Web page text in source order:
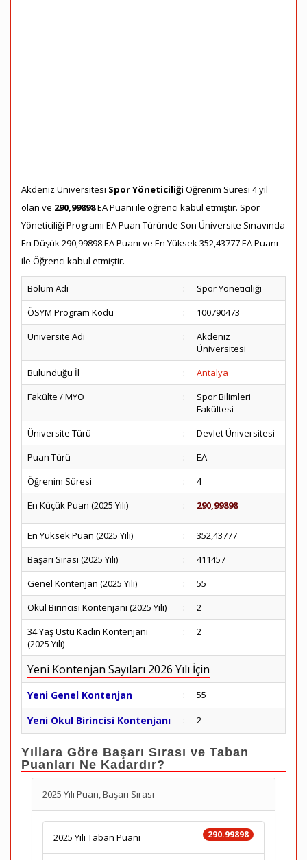
Akdeniz Üniversitesi Spor Yöneticiliği Öğrenim Süresi 4 yıl
olan ve 290,99898EA Puanı ile öğrenci kabul etmiştir. Spor
Yöneticiliği Programı EA Puan Türünde Son Üniversite Sınavında
En Düşük 290,99898 EA Puanı ve En Yüksek 352,43777 EA Puanı
ile Öğrenci kabul etmiştir.
Bölüm Adı :
Spor Yöneticiliği
ÖSYM Program Kodu
:
100790473
Üniversite Adı
:
Akdeniz
Üniversitesi
Bulunduğu İl
:
Antalya
Fakülte / MYO
:
Spor Bilimleri
Fakültesi
Üniversite Türü
:
Devlet Üniversitesi
Puan Türü
:
EA
Öğrenim Süresi
:
4
En Küçük Puan (2025 Yılı)
: 290,99898
En Yüksek Puan (2025 Yılı) :
352,43777
Başarı Sırası (2025 Yılı)
:
411457
Genel Kontenjan (2025 Yılı)
:
55
Okul Birincisi Kontenjanı (2025 Yılı)
:
2
34 Yaş Üstü Kadın Kontenjanı
(2025 Yılı)
: 2
Yeni Kontenjan Sayıları 2026 Yılı İçin
Yeni Genel Kontenjan : 55
Yeni Okul Birincisi Kontenjanı : 2
Yıllara Göre Başarı Sırası ve Taban
Puanları Ne Kadardır?
2025 Yılı Puan, Başarı Sırası
290.99898
2025 Yılı Taban Puanı